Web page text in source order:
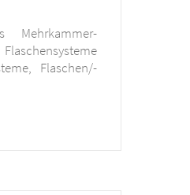
Mehrkammer-
Flaschen/-